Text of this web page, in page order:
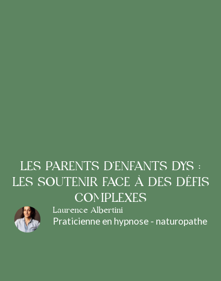
LES PARENTS D’ENFANTS DYS :
LES SOUTENIR FACE À DES DÉFIS
COMPLEXES
Laurence Albertini
Praticienne en hypnose - naturopathe